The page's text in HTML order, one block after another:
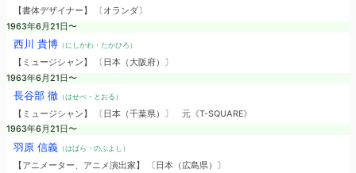
【書体デザイナー】 〔オランダ〕
1963年6月21日〜
西川 貴博（にしかわ・たかひろ）
【ミュージシャン】 〔日本（大阪府）〕
1963年6月21日〜
長谷部 徹（はせべ・とおる）
【ミュージシャン】 〔日本（千葉県）〕 元《T-SQUARE》
1963年6月21日〜
羽原 信義（はばら・のぶよし）
【アニメーター、アニメ演出家】 〔日本（広島県）〕